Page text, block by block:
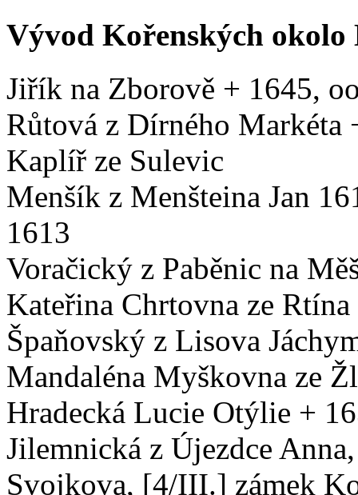
Vývod Kořenských okolo
Jiřík na Zborově + 1645,
Růtová z Dírného Markéta
Kaplíř ze Sulevic
Menšík z Menšteina Jan
1613
Voračický z Paběnic na
Kateřina Chrtovna ze Rtína
Špaňovský z Lisova
Mandaléna Myškovna ze
Hradecká Lucie Otýlie +
Jilemnická z Újezdce
Svojkova, [4/III.] zámek